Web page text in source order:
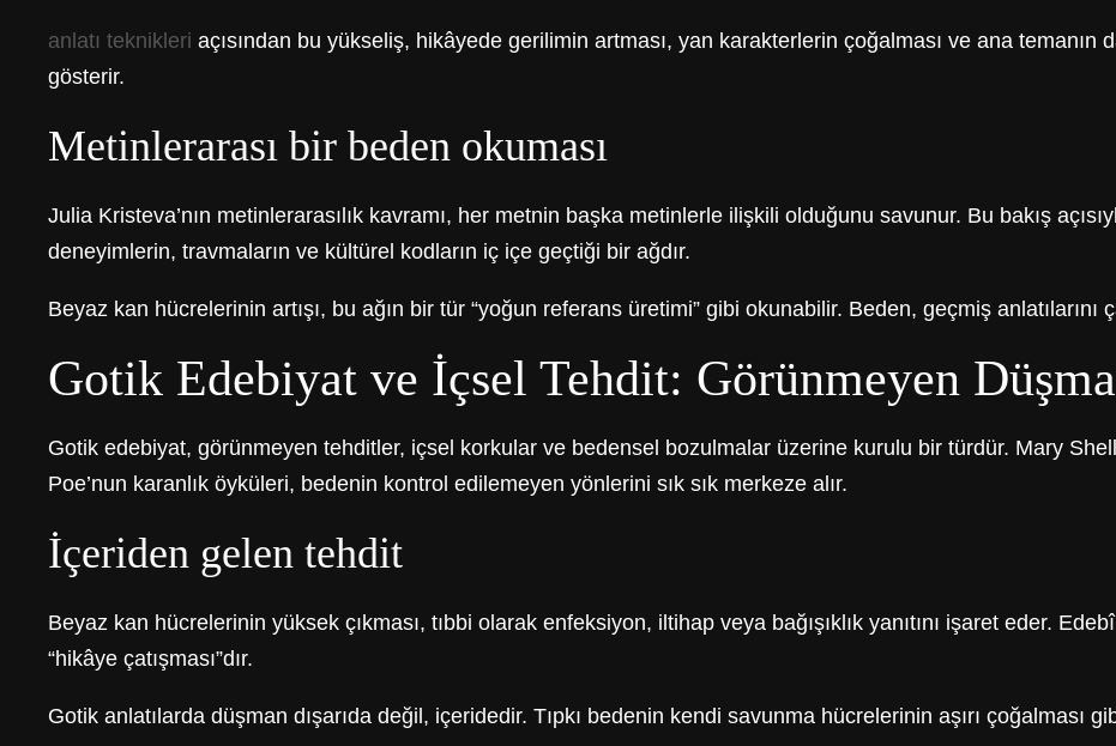
anlatı teknikleri açısından bu yükseliş, hikâyede gerilimin artması, yan karakterlerin çoğalması ve ana
gösterir.
Metinlerarası bir beden okuması
Julia Kristeva’nın metinlerarasılık kavramı, her metnin başka metinlerle ilişkili olduğunu savunur. Bu bakış
deneyimlerin, travmaların ve kültürel kodların iç içe geçtiği bir ağdır.
Beyaz kan hücrelerinin artışı, bu ağın bir tür “yoğun referans üretimi” gibi okunabilir. Beden, geçmiş anlatılarını
Gotik Edebiyat ve İçsel Tehdit: Görünmeyen
Gotik edebiyat, görünmeyen tehditler, içsel korkular ve bedensel bozulmalar üzerine kurulu bir türdür. Mary
Poe’nun karanlık öyküleri, bedenin kontrol edilemeyen yönlerini sık sık merkeze alır.
İçeriden gelen tehdit
Beyaz kan hücrelerinin yüksek çıkması, tıbbi olarak enfeksiyon, iltihap veya bağışıklık yanıtını işaret eder.
“hikâye çatışması”dır.
Gotik anlatılarda düşman dışarıda değil, içeridedir. Tıpkı bedenin kendi savunma hücrelerinin aşırı çoğalması